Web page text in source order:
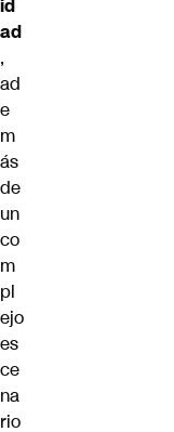
id
ad
,
ad
e
m
ás
de
un
co
m
pl
ejo
es
ce
na
rio